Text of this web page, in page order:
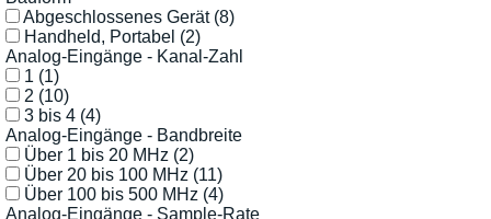
Abgeschlossenes Gerät (8)
Handheld, Portabel (2)
Analog-Eingänge - Kanal-Zahl
1 (1)
2 (10)
3 bis 4 (4)
Analog-Eingänge - Bandbreite
Über 1 bis 20 MHz (2)
Über 20 bis 100 MHz (11)
Über 100 bis 500 MHz (4)
Analog-Eingänge - Sample-Rate